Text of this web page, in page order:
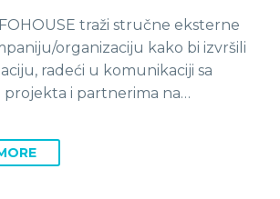
traži stručne eksterne
organizaciju kako bi izvršili
radeći u komunikaciji sa
i partnerima na…